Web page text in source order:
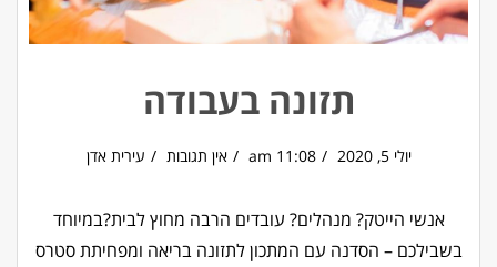
תזונה בעבודה
יולי 5, 2020 11:08 am אין תגובות עירית אדן
אנשי הייטק? מנהלים? עובדים הרבה מחוץ לבית?במיוחד
בשבילכם – הסדנה עם המתכון לתזונה בריאה ומפחיתת סטרס